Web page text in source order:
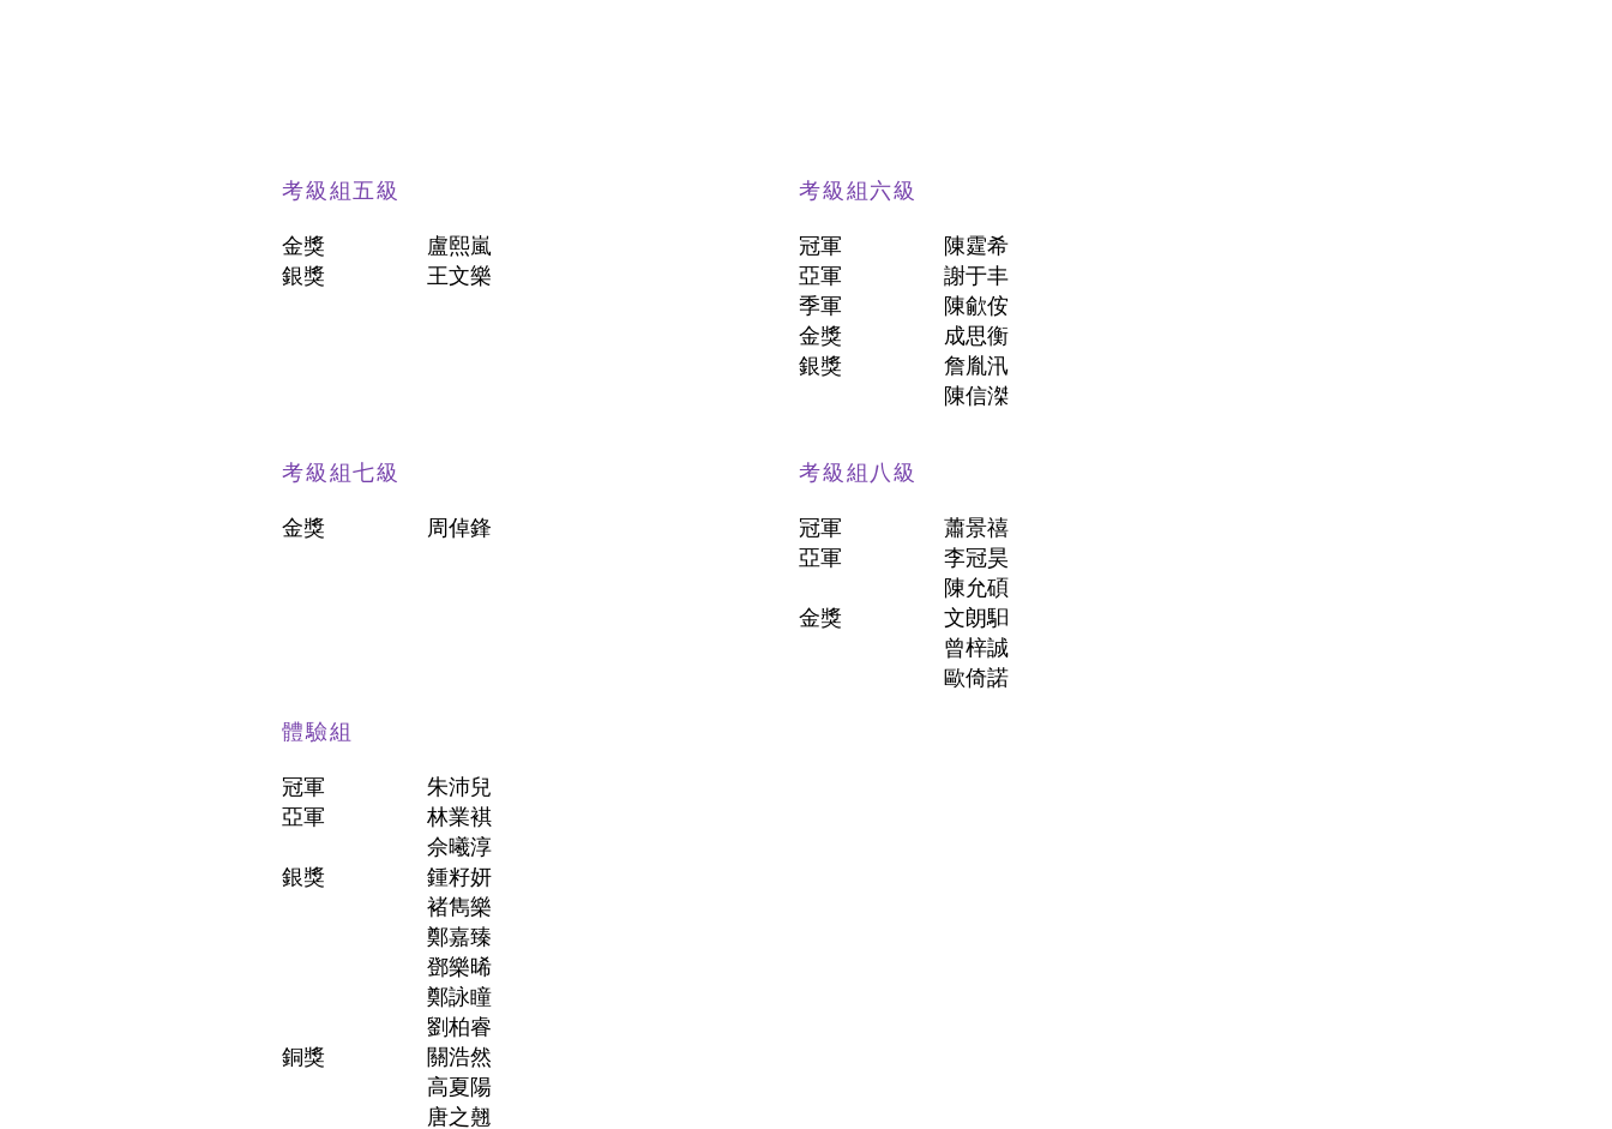
考級組五級
金獎
銀獎
盧熙嵐
王文樂
考級組六級
冠軍
亞軍
季軍
金獎
銀獎
陳霆希
謝于丰
陳歈侒
成思衡
詹胤汛
陳信滐
考級組七級
金獎 周倬鋒
考級組八級
冠軍
亞軍
金獎
蕭景禧
李冠昊
陳允碩
文朗馹
曾梓誠
歐倚諾
體驗組
冠軍
亞軍
銀獎
銅獎
朱沛兒
林業褀
佘曦淳
鍾籽妍
褚雋樂
鄭嘉臻
鄧樂晞
鄭詠瞳
劉柏睿
關浩然
高夏陽
唐之翹